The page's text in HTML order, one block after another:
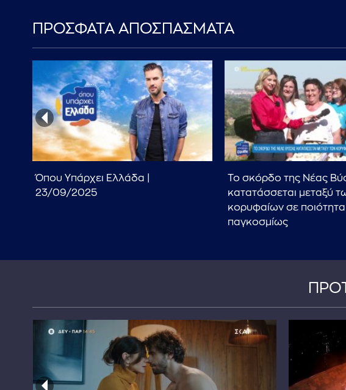
ΠΡΟΣΦΑΤΑ ΑΠΟΣΠΑΣΜΑΤΑ
Όπου Υπάρχει Ελλάδα |
23/09/2025
Το σκόρδο της Νέας
κατατάσσεται μεταξύ
κορυφαίων σε ποιότητα
παγκοσμίως